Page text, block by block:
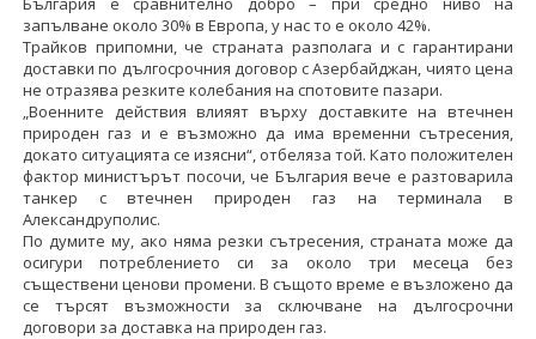
запълване около 30% в Европа, у нас то е около 42%.
Трайков припомни, че страната разполага и с гарантирани
доставки по дългосрочния договор с Азербайджан, чиято цена
не отразява резките колебания на спотовите пазари.
„Военните действия влияят върху доставките на втечнен
природен газ и е възможно да има временни сътресения,
докато ситуацията се изясни“, отбеляза той. Като положителен
фактор министърът посочи, че България вече е разтоварила
танкер с втечнен природен газ на терминала в
Александруполис.
По думите му, ако няма резки сътресения, страната може да
осигури потреблението си за около три месеца без
съществени ценови промени. В същото време е възложено да
се търсят възможности за сключване на дългосрочни
договори за доставка на природен газ.